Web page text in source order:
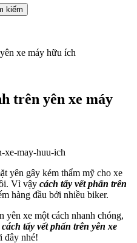
xe máy hữu ích
trên yên xe máy
yên gây kém thẩm mỹ cho xe
Vì vậy cách tẩy vết phấn trên
hàng đầu bởi nhiều biker.
yên xe một cách nhanh chóng,
cách tẩy vết phấn trên yên xe
đây nhé!